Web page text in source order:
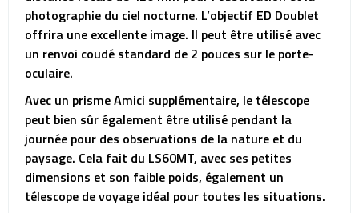
photographie du ciel nocturne. L’objectif ED Doublet
offrira une excellente image. Il peut être utilisé avec
un renvoi coudé standard de 2 pouces sur le porte-
oculaire.
Avec un prisme Amici supplémentaire, le télescope
peut bien sûr également être utilisé pendant la
journée pour des observations de la nature et du
paysage. Cela fait du LS60MT, avec ses petites
dimensions et son faible poids, également un
télescope de voyage idéal pour toutes les situations.